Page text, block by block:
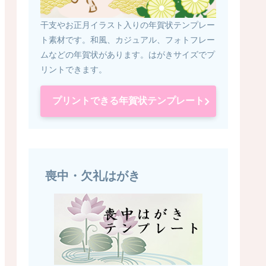
干支やお正月イラスト入りの年賀状テンプレー
ト素材です。和風、カジュアル、フォトフレー
ムなどの年賀状があります。はがきサイズでプ
リントできます。
プリントできる年賀状テンプレート
喪中・欠礼はがき